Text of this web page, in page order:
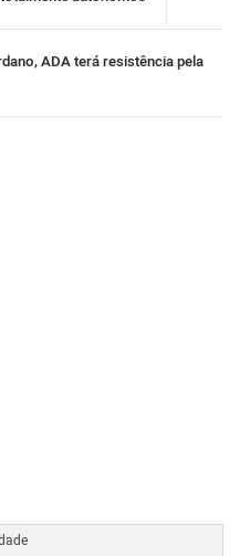
ADA terá resistência pela